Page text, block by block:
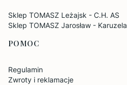
Sklep TOMASZ Leżajsk - C.H. AS
Sklep TOMASZ Jarosław - Karuzela
POMOC
Regulamin
Zwroty i reklamacje